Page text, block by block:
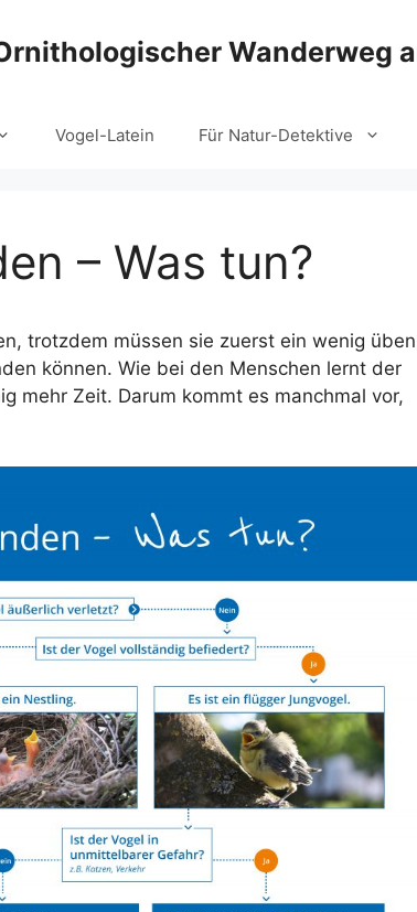
Wanderweg
Vogel-Latein Für Natur-Detektive
– Was tun?
trotzdem müssen sie zuerst ein wenig
können. Wie bei den Menschen lernt der
mehr Zeit. Darum kommt es manchmal vor,